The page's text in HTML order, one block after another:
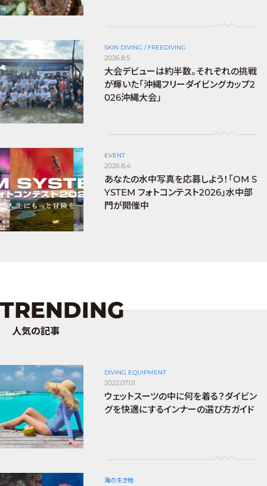
SKIN DIVING / FREEDIVING
2026.8.5
大会デビューは約半数。それぞれの挑戦
が輝いた「沖縄フリーダイビングカップ2
026沖縄大会」
EVENT
2026.8.4
あなたの水中写真を応募しよう！「OM S
YSTEM フォトコンテスト2026」水中部
門が開催中
TRENDING
人気の記事
DIVING EQUIPMENT
2022.07.01
ウェットスーツの中に何を着る？ダイビン
グを快適にするインナーの選び方ガイド
海の生き物